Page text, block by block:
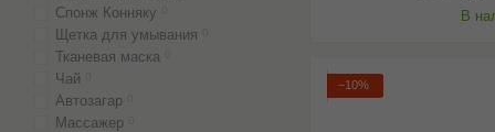
В
−10%
Спонж Конняку
Щетка для умывания
Тканевая маска
Чай
Автозагар
Массажер